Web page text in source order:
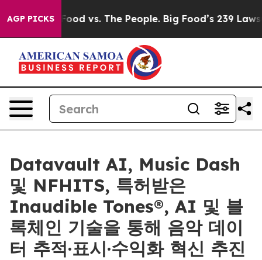
AGP PICKS
Big Food vs. The People. Big Food’s 239 Lawsuits
Datavault AI, Music Dash
및 NFHITS, 특허받은
Inaudible Tones®, AI 및 블
록체인 기술을 통해 음악 데이
터 추적·표시·수익화 혁신 추진